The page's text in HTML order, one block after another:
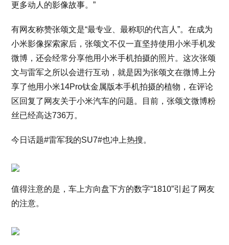
更多动人的影像故事。”
有网友称赞张颂文是“最专业、最称职的代言人”。在成为
小米影像探索家后，张颂文不仅一直坚持使用小米手机发
微博，还会经常分享他用小米手机拍摄的照片。这次张颂
文与雷军之所以会进行互动，就是因为张颂文在微博上分
享了他用小米14Pro钛金属版本手机拍摄的植物，在评论
区回复了网友关于小米汽车的问题。目前，张颂文微博粉
丝已经高达736万。
今日话题#雷军我的SU7#也冲上热搜。
值得注意的是，车上方向盘下方的数字“1810”引起了网友
的注意。